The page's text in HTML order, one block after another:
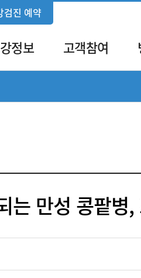
검진 예약
정보 고객참여
는 만성 콩팥병